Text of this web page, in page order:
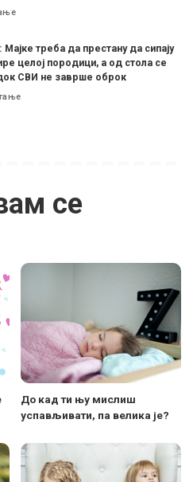
треба да престану да сипају
целој породици, а од стола се
СВИ не заврше оброк
се
До кад ти њу мислиш
успављивати, па велика је?